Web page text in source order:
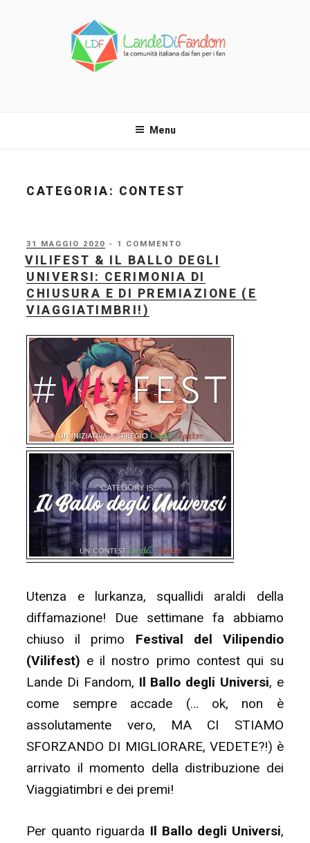
Menu
CATEGORIA: CONTEST
PUBBLICATO
IL
31 MAGGIO 2020 - 1 COMMENTO
VILIFEST & IL BALLO DEGLI
UNIVERSI: CERIMONIA DI
CHIUSURA E DI PREMIAZIONE (E
VIAGGIATIMBRI!)
Utenza e lurkanza, squallidi araldi della
diffamazione! Due settimane fa abbiamo
chiuso il primo Festival del Vilipendio
(Vilifest) e il nostro primo contest qui su
Lande Di Fandom, Il Ballo degli Universi, e
come sempre accade (… ok, non è
assolutamente vero, MA CI STIAMO
SFORZANDO DI MIGLIORARE, VEDETE?!) è
arrivato il momento della distribuzione dei
Viaggiatimbri e dei premi!
Per quanto riguarda Il Ballo degli Universi,